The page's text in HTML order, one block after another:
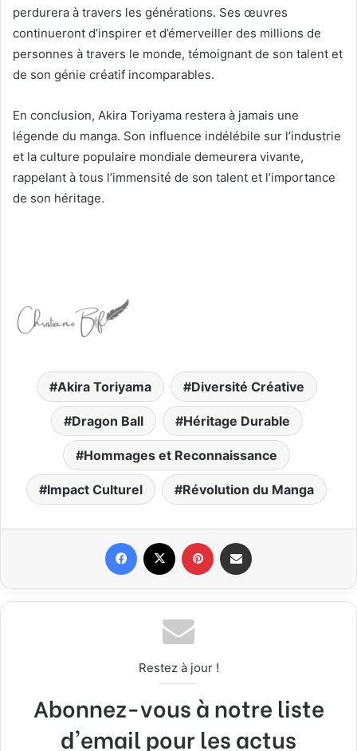
perdurera à travers les générations. Ses œuvres
continueront d’inspirer et d’émerveiller des millions de
personnes à travers le monde, témoignant de son talent et
de son génie créatif incomparables.
En conclusion, Akira Toriyama restera à jamais une
légende du manga. Son influence indélébile sur l’industrie
et la culture populaire mondiale demeurera vivante,
rappelant à tous l’immensité de son talent et l’importance
de son héritage.
Akira Toriyama Diversité Créative
Dragon Ball Héritage Durable
Hommages et Reconnaissance
Impact Culturel Révolution du Manga
Restez à jour !
Abonnez-vous à notre liste
d'email pour les actus